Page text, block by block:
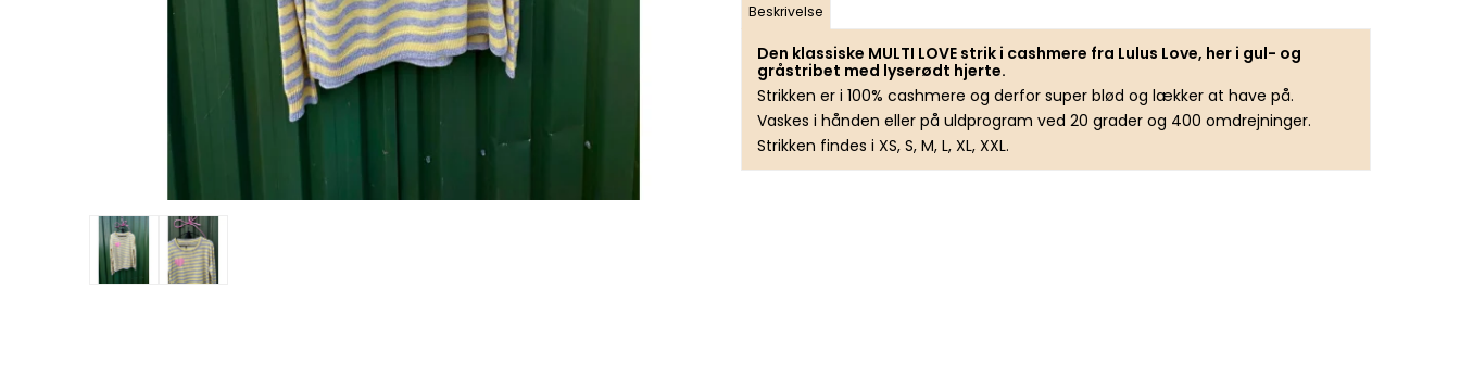
Beskrivelse
Den klassiske MULTI LOVE strik i cashmere fra Lulus Love, her i gul- og
gråstribet med lyserødt hjerte.
Strikken er i 100% cashmere og derfor super blød og lækker at have på.
Vaskes i hånden eller på uldprogram ved 20 grader og 400 omdrejninger.
Strikken findes i XS, S, M, L, XL, XXL.